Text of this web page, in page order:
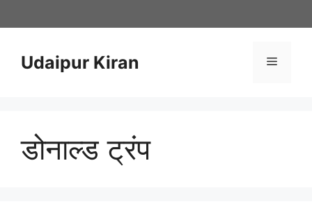
to
Udaipur Kiran Menu
डोनाल्ड ट्रंप